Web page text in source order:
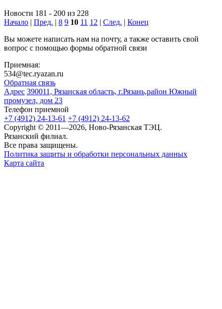
Новости 181 - 200 из 228
Начало | Пред. | 8 9 10 11 12 | След. | Конец
Вы можете написать нам на почту, а также оставить свой
вопрос с помощью формы обратной связи
Приемная:
534@tec.ryazan.ru
Обратная связь
Адрес 390011, Рязанская область, г.Рязань,район Южный
промузел, дом 23
Телефон приемной
+7 (4912) 24-13-61 +7 (4912) 24-13-62
Copyright © 2011—2026, Ново-Рязанская ТЭЦ.
Рязанский филиал.
Все права защищены.
Политика защиты и обработки персональных данных
Карта сайта